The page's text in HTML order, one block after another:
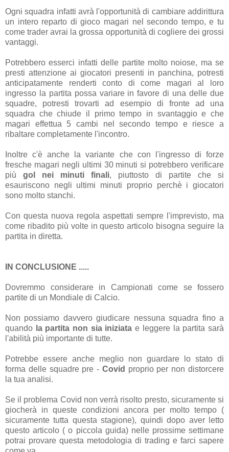
Ogni squadra infatti avrà l'opportunità di cambiare addirittura
un intero reparto di gioco magari nel secondo tempo, e tu
come trader avrai la grossa opportunità di cogliere dei grossi
vantaggi.
Potrebbero esserci infatti delle partite molto noiose, ma se
presti attenzione ai giocatori presenti in panchina, potresti
anticipatamente renderti conto di come magari al loro
ingresso la partita possa variare in favore di una delle due
squadre, potresti trovarti ad esempio di fronte ad una
squadra che chiude il primo tempo in svantaggio e che
magari effettua 5 cambi nel secondo tempo e riesce a
ribaltare completamente l'incontro.
Inoltre c'è anche la variante che con l'ingresso di forze
fresche magari negli ultimi 30 minuti si potrebbero verificare
più gol nei minuti finali, piuttosto di partite che si
esauriscono negli ultimi minuti proprio perchè i giocatori
sono molto stanchi.
Con questa nuova regola aspettati sempre l'imprevisto, ma
come ribadito più volte in questo articolo bisogna seguire la
partita in diretta.
IN CONCLUSIONE .....
Dovremmo considerare in Campionati come se fossero
partite di un Mondiale di Calcio.
Non possiamo davvero giudicare nessuna squadra fino a
quando la partita non sia iniziata e leggere la partita sarà
l'abilità più importante di tutte.
Potrebbe essere anche meglio non guardare lo stato di
forma delle squadre pre - Covid proprio per non distorcere
la tua analisi.
Se il problema Covid non verrà risolto presto, sicuramente si
giocherà in queste condizioni ancora per molto tempo (
sicuramente tutta questa stagione), quindi dopo aver letto
questo articolo ( o piccola guida) nelle prossime settimane
potrai provare questa metodologia di trading e farci sapere